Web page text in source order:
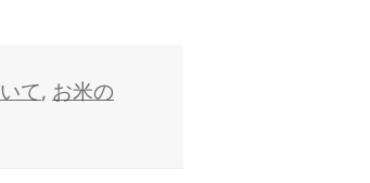
て, お米の